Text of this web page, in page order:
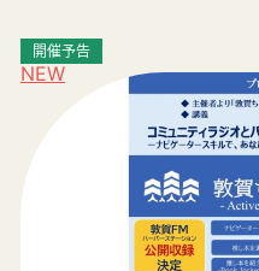
NEW
開催予告